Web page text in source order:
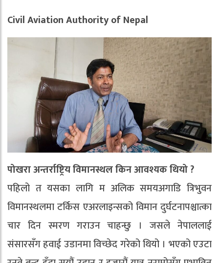
Civil Aviation Authority of Nepal
पोखरा अन्तर्राष्ट्रिय विमानस्थल किन आवश्यक थियो ?
पहिलो त यसका लागि म अलिक समयअगाडि त्रिभुवन
विमानस्थलमा टर्किस एअरलाइन्सको विमान दुर्घटनापश्चात्का
चार दिन स्मरण गराउन चाहन्छु । जसले नेपाललाई
संसारसँग हवाई उडानमा विच्छेद गरेको थियो । भएको एउटा